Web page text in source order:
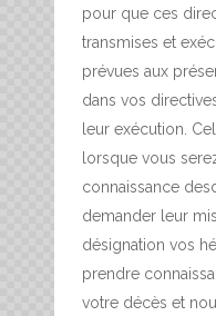
pour que ces
transmises et
prévues aux
dans vos
leur exécution.
lorsque vous
connaissance
demander leur
désignation vos
prendre
votre décès et